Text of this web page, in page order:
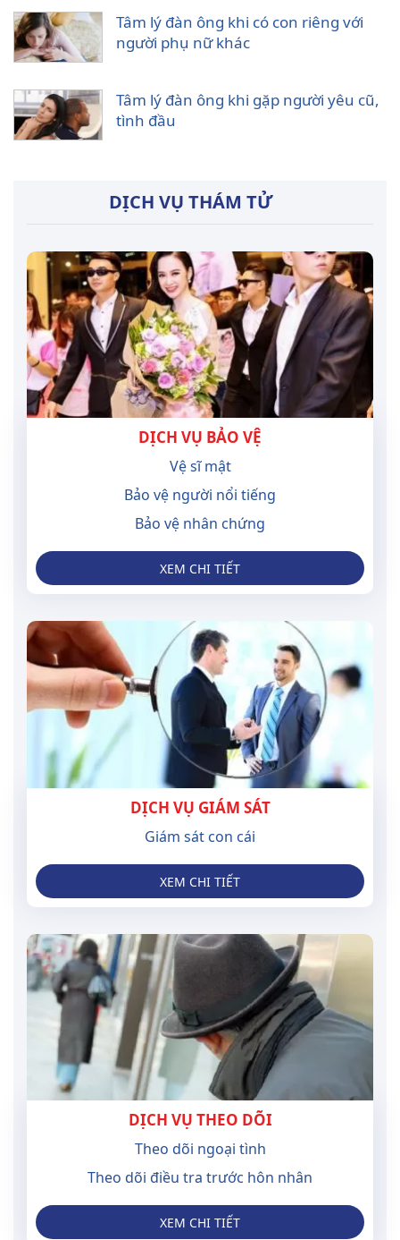
Tâm lý đàn ông khi có con riêng với
người phụ nữ khác
Tâm lý đàn ông khi gặp người yêu cũ,
tình đầu
DỊCH VỤ THÁM TỬ
DỊCH VỤ BẢO VỆ
Vệ sĩ mật
Bảo vệ người nổi tiếng
Bảo vệ nhân chứng
XEM CHI TIẾT
DỊCH VỤ GIÁM SÁT
Giám sát con cái
XEM CHI TIẾT
DỊCH VỤ THEO DÕI
Theo dõi ngoại tình
Theo dõi điều tra trước hôn nhân
XEM CHI TIẾT